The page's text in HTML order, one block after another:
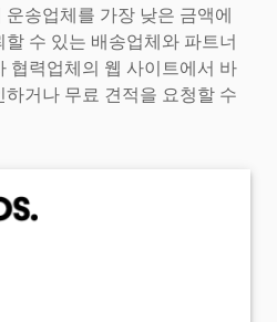
송업체를 가장 낮은 금액에
수 있는 배송업체와 파트너
협력업체의 웹 사이트에서 바
거나 무료 견적을 요청할 수